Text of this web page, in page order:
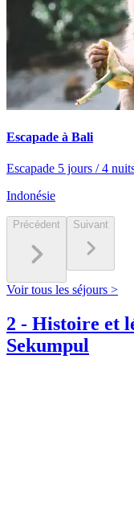
Escapade à Bali
Escapade 5 jours / 4
Indonésie
Précédent Suivant
Voir tous les séjours >
2 - Histoire et
Sekumpul